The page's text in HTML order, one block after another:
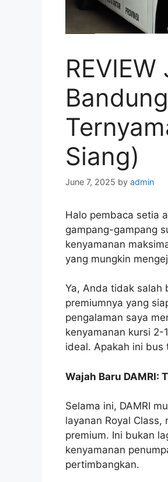
Siang)
June 7, 2025 by admin
Halo pembaca setia
gampang-gampang
kenyamanan
yang mungkin
Ya, Anda tidak salah
premiumnya yang
pengalaman saya
kenyamanan kursi 2-
ideal. Apakah ini bus
Wajah Baru DAMRI:
Selama ini, DAMRI
layanan Royal
premium. Ini bukan
kenyamanan
pertimbangkan.